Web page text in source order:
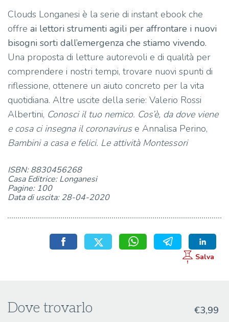
Clouds Longanesi è la serie di instant ebook che
offre ai lettori strumenti agili per affrontare i nuovi
bisogni sorti dall’emergenza che stiamo vivendo.
Una proposta di letture autorevoli e di qualità per
comprendere i nostri tempi, trovare nuovi spunti di
riflessione, ottenere un aiuto concreto per la vita
quotidiana. Altre uscite della serie: Valerio Rossi
Albertini, Conosci il tuo nemico. Cos’è, da dove viene
e cosa ci insegna il coronavirus e Annalisa Perino,
Bambini a casa e felici. Le attività Montessori
ISBN: 8830456268
Casa Editrice: Longanesi
Pagine: 100
Data di uscita: 28-04-2020
Dove trovarlo €3,99